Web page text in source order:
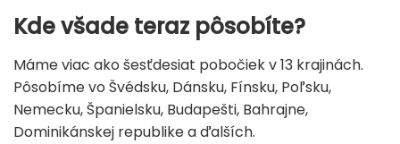
Kde všade teraz pôsobíte?
Máme viac ako šesťdesiat pobočiek v 13 krajinách.
Pôsobíme vo Švédsku, Dánsku, Fínsku, Poľsku,
Nemecku, Španielsku, Budapešti, Bahrajne,
Dominikánskej republike a ďalších.